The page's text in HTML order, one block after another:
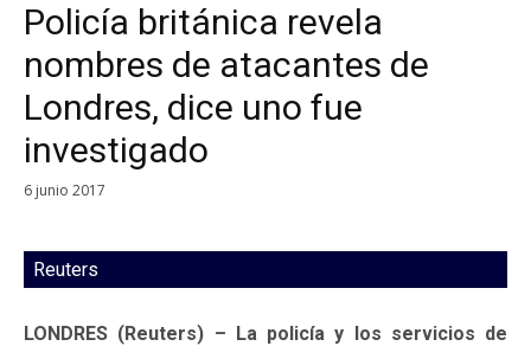
Policía británica revela
nombres de atacantes de
Londres, dice uno fue
investigado
6 junio 2017
Reuters
LONDRES (Reuters) – La policía y los servicios de